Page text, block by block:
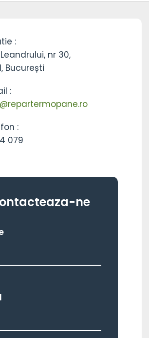
:
nr 30,
București
:
:
079
ne